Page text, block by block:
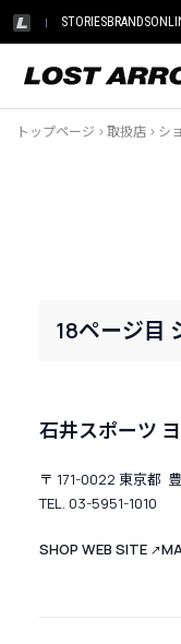
STORIESBRANDS
トップページ >取扱店 > シ
18ページ目
石井スポーツ
〒 171-0022 東京都
TEL. 03-5951-1010
SHOP WEB SITE ↗